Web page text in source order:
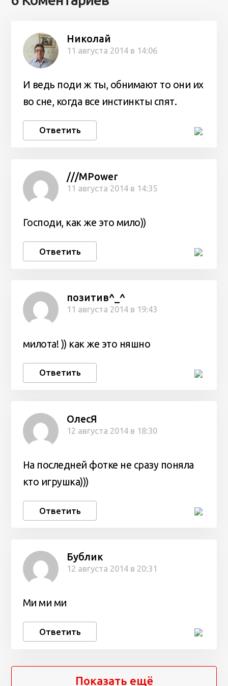
Николай
11 августа 2014 в 14:06
И ведь поди ж ты, обнимают то они их
во сне, когда все инстинкты спят.
Ответить
///MPower
11 августа 2014 в 14:35
Господи, как же это мило))
Ответить
позитив^_^
11 августа 2014 в 19:43
милота! )) как же это няшно
Ответить
ОлесЯ
12 августа 2014 в 18:30
На последней фотке не сразу поняла
кто игрушка)))
Ответить
Бублик
12 августа 2014 в 20:31
Ми ми ми
Ответить
Показать ещё